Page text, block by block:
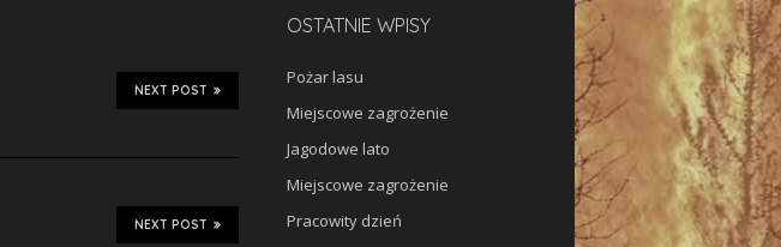
NEXT POST
NEXT POST
OSTATNIE WPISY
Pożar lasu
Miejscowe zagrożenie
Jagodowe lato
Miejscowe zagrożenie
Pracowity dzień